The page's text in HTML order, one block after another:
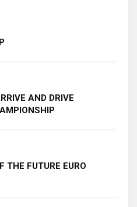
AND DRIVE
THE FUTURE EURO